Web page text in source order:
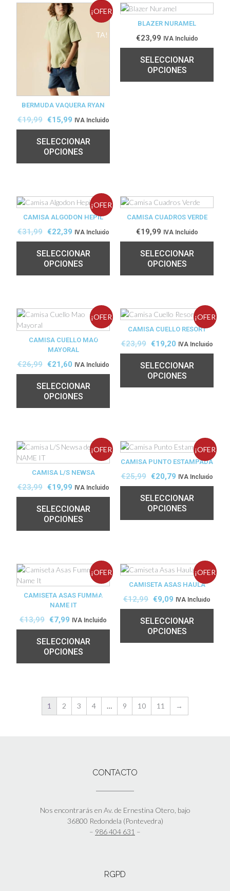
¡OFER
TA!
BERMUDA VAQUERA RYAN
€19,99 €15,99 IVA Incluido
SELECCIONAR
OPCIONES
BLAZER NURAMEL
€23,99 IVA Incluido
SELECCIONAR
OPCIONES
¡OFER
TA!
CAMISA ALGODON HEPIL
€31,99 €22,39 IVA Incluido
SELECCIONAR
OPCIONES
CAMISA CUADROS VERDE
€19,99 IVA Incluido
SELECCIONAR
OPCIONES
¡OFER
TA!
CAMISA CUELLO MAO
MAYORAL
€26,99 €21,60 IVA Incluido
SELECCIONAR
OPCIONES
¡OFER
TA!
CAMISA CUELLO RESORT
€23,99 €19,20 IVA Incluido
SELECCIONAR
OPCIONES
¡OFER
CAMISA L/S NEWSA
€23,99 €19,99 IVA Incluido
SELECCIONAR
OPCIONES
¡OFER
TA!
CAMISA PUNTO ESTAMPADA
€25,99 €20,79 IVA Incluido
SELECCIONAR
OPCIONES
¡OFER
TA!
CAMISETA ASAS FUMMA
NAME IT
€13,99 €7,99 IVA Incluido
SELECCIONAR
OPCIONES
¡OFER
TA!
CAMISETA ASAS HAULA
€12,99 €9,09 IVA Incluido
SELECCIONAR
OPCIONES
1 2 3 4 … 9 10 11 →
CONTACTO
Nos encontrarás en Av. de Ernestina Otero, bajo
36800 Redondela (Pontevedra)
– 986 404 631 –
RGPD